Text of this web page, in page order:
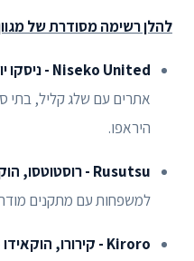
להלן רשימה מסודרת של
Niseko United - ניסקו יונאיטד , הוקאידו -
אתרים עם שלג קליל, בתי
היראפו.
Rusutsu - רוסטוטסו, הוקאידו
למשפחות עם מתקנים
Kiroro - קירורו, הוקאידו